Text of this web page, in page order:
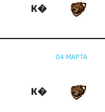
К�
04 МАРТА
К�